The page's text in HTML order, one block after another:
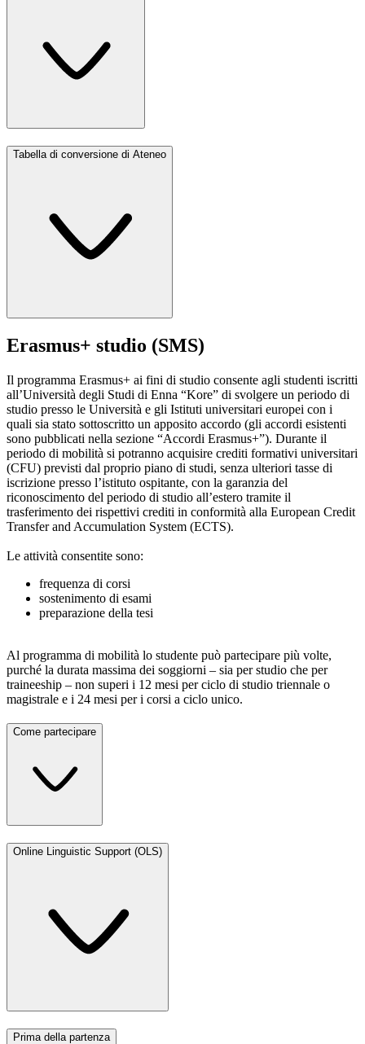
Tabella di conversione di Ateneo
Erasmus+ studio (SMS)
Il programma Erasmus+ ai fini di studio consente agli studenti iscritti
all’Università degli Studi di Enna “Kore” di svolgere un periodo di
studio presso le Università e gli Istituti universitari europei con i
quali sia stato sottoscritto un apposito accordo (gli accordi esistenti
sono pubblicati nella sezione “Accordi Erasmus+”). Durante il
periodo di mobilità si potranno acquisire crediti formativi universitari
(CFU) previsti dal proprio piano di studi, senza ulteriori tasse di
iscrizione presso l’istituto ospitante, con la garanzia del
riconoscimento del periodo di studio all’estero tramite il
trasferimento dei rispettivi crediti in conformità alla European Credit
Transfer and Accumulation System (ECTS).
Le attività consentite sono:
frequenza di corsi
sostenimento di esami
preparazione della tesi
Al programma di mobilità lo studente può partecipare più volte,
purché la durata massima dei soggiorni – sia per studio che per
traineeship – non superi i 12 mesi per ciclo di studio triennale o
magistrale e i 24 mesi per i corsi a ciclo unico.
Come partecipare
Online Linguistic Support (OLS)
Prima della partenza